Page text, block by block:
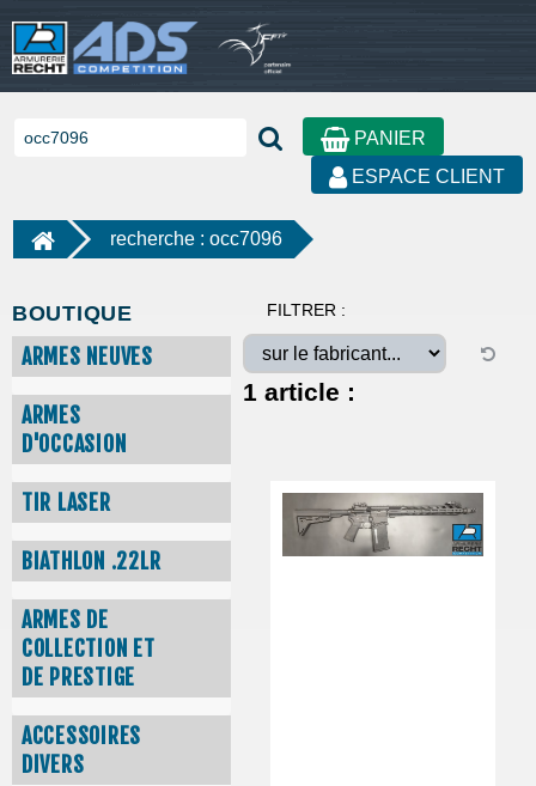
PANIER
ESPACE CLIENT
recherche : occ7096
BOUTIQUE
ARMES NEUVES
ARMES
D'OCCASION
TIR LASER
BIATHLON .22LR
ARMES DE
COLLECTION ET
DE PRESTIGE
ACCESSOIRES
DIVERS
FILTRER :
1 article :